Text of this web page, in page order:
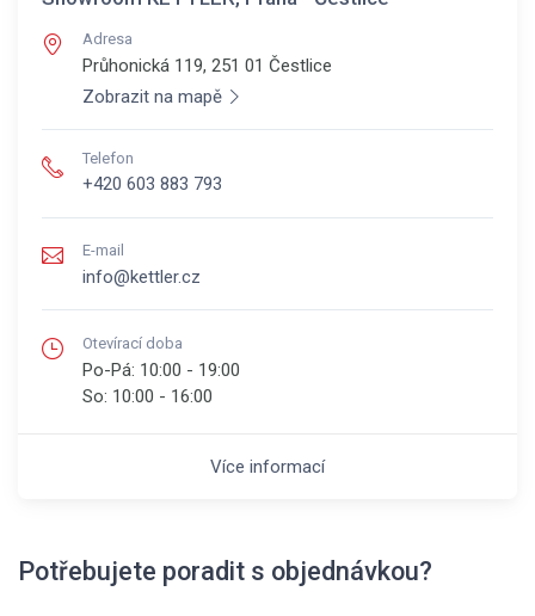
Adresa
Průhonická 119, 251 01 Čestlice
Zobrazit na mapě
Telefon
+420 603 883 793
E-mail
info@kettler.cz
Otevírací doba
Po-Pá: 10:00 - 19:00
So: 10:00 - 16:00
Více informací
Potřebujete poradit s objednávkou?